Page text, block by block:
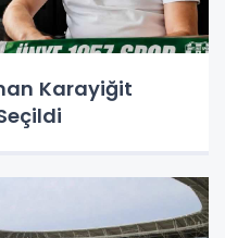
Karayiğit